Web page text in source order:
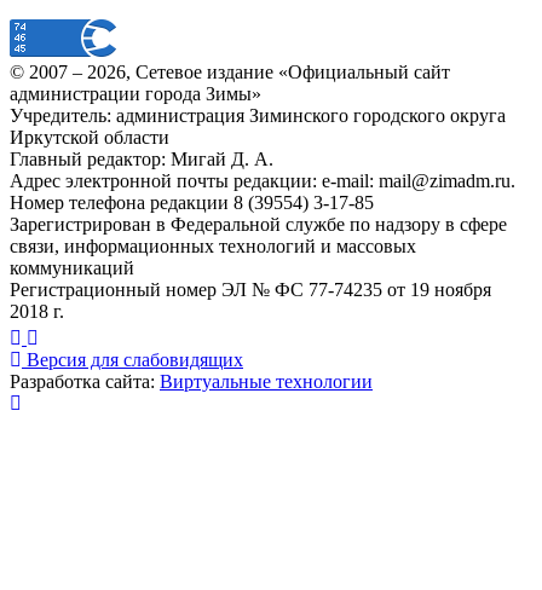
© 2007 – 2026, Сетевое издание «Официальный сайт
администрации города Зимы»
Учредитель: администрация Зиминского городского округа
Иркутской области
Главный редактор: Мигай Д. А.
Адрес электронной почты редакции: e-mail: mail@zimadm.ru.
Номер телефона редакции 8 (39554) 3-17-85
Зарегистрирован в Федеральной службе по надзору в сфере
связи, информационных технологий и массовых
коммуникаций
Регистрационный номер ЭЛ № ФС 77-74235 от 19 ноября
2018 г.
Версия для слабовидящих
Разработка сайта: Виртуальные технологии